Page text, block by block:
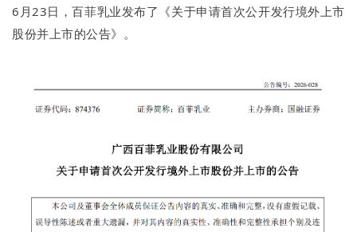
6月23日，百菲乳业发布了《关于申请首次公开发行境外上市
股份并上市的公告》。